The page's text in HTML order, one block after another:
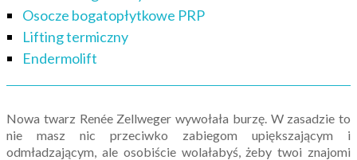
Osocze bogatopłytkowe PRP
Lifting termiczny
Endermolift
Nowa twarz Renée Zellweger wywołała burzę. W zasadzie to
nie masz nic przeciwko zabiegom upiększającym i
odmładzającym, ale osobiście wolałabyś, żeby twoi znajomi